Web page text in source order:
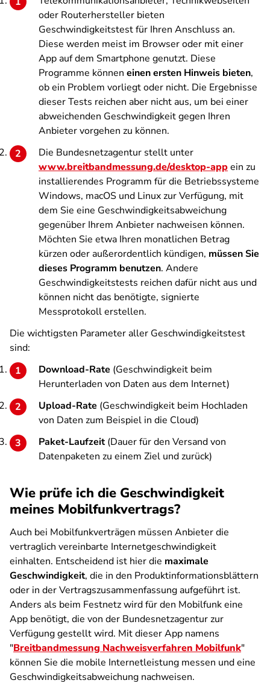
oder Routerhersteller bieten
Geschwindigkeitstest für Ihren Anschluss an.
Diese werden meist im Browser oder mit einer
App auf dem Smartphone genutzt. Diese
Programme können einen ersten Hinweis bieten,
ob ein Problem vorliegt oder nicht. Die Ergebnisse
dieser Tests reichen aber nicht aus, um bei einer
abweichenden Geschwindigkeit gegen Ihren
Anbieter vorgehen zu können.
Die Bundesnetzagentur stellt unter
www.breitbandmessung.de/desktop-appein zu
installierendes Programm für die Betriebssysteme
Windows, macOS und Linux zur Verfügung, mit
dem Sie eine Geschwindigkeitsabweichung
gegenüber Ihrem Anbieter nachweisen können.
Möchten Sie etwa Ihren monatlichen Betrag
kürzen oder außerordentlich kündigen, müssen Sie
dieses Programm benutzen. Andere
Geschwindigkeitstests reichen dafür nicht aus und
können nicht das benötigte, signierte
Messprotokoll erstellen.
Die wichtigsten Parameter aller Geschwindigkeitstest
sind:
Download-Rate (Geschwindigkeit beim
Herunterladen von Daten aus dem Internet)
Upload-Rate (Geschwindigkeit beim Hochladen
von Daten zum Beispiel in die Cloud)
Paket-Laufzeit(Dauer für den Versand von
Datenpaketen zu einem Ziel und zurück)
Wie prüfe ich die Geschwindigkeit
meines Mobilfunkvertrags?
Auch bei Mobilfunkverträgen müssen Anbieter die
vertraglich vereinbarte Internetgeschwindigkeit
einhalten. Entscheidend ist hier die maximale
Geschwindigkeit, die in den Produktinformationsblättern
oder in der Vertragszusammenfassung aufgeführt ist.
Anders als beim Festnetz wird für den Mobilfunk eine
App benötigt, die von der Bundesnetzagentur zur
Verfügung gestellt wird. Mit dieser App namens
"Breitbandmessung Nachweisverfahren Mobilfunk"
können Sie die mobile Internetleistung messen und eine
Geschwindigkeitsabweichung nachweisen.